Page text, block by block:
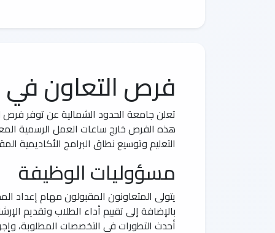
فرص التعاون في
تعلن جامعة الحدود الشمالية عن توفر
هذه الفرص خارج ساعات العمل الرسمية
التعليم وتوسيع نطاق البرامج الأكاديمية
مسؤوليات الوظيفة
يتولى المتعاونون المقبولون مهام إعداد
بالإضافة إلى تقييم أداء الطلاب وتقديم
أحدث التطورات في التخصصات المطلوبة،